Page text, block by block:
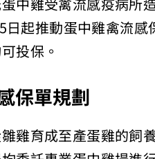
起推動蛋中雞禽流
投保。
保單規劃
雞育成至產蛋雞的